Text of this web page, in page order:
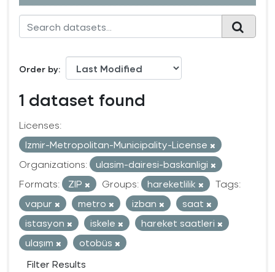
Order by
1 dataset found
Licenses:
Izmir-Metropolitan-Municipality-License
Organizations:
ulasim-dairesi-baskanligi
Formats:
ZIP Groups: hareketlilik
Tags:
vapur
metro izban
saat
istasyon
iskele
hareket saatleri
ulaşım
otobüs
Filter Results